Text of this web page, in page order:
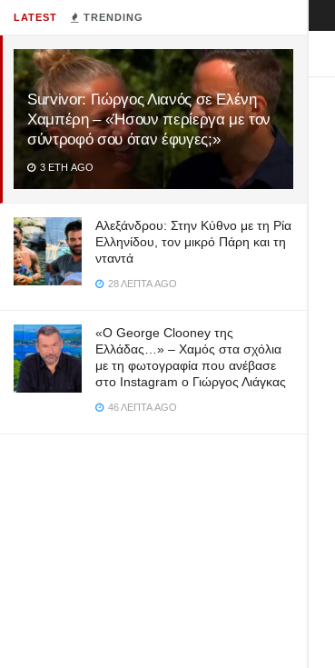
LATEST TRENDING
Survivor: Γιώργος Λιανός σε Ελένη
Χαμπέρη – «Ήσουν περίεργα με τον
σύντροφό σου όταν έφυγες;»
3 ΈΤΗ AGO
Αλεξάνδρου: Στην Κύθνο με τη Ρία
Ελληνίδου, τον μικρό Πάρη και τη
νταντά
28 ΛΕΠΤΆ AGO
«Ο George Clooney της
Ελλάδας…» – Χαμός στα σχόλια
με τη φωτογραφία που ανέβασε
στο Instagram ο Γιώργος Λιάγκας
46 ΛΕΠΤΆ AGO